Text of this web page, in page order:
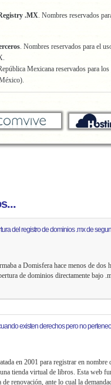
.MX. Nombres reservados
. Nombres reservados para el
Mexicana reservados para
del registro de dominios .mx de
a Domisfera hace menos de dos
de dominios directamente bajo
existen derechos pero no
en 2001 para registrar en nombre
tienda virtual de libros. Esta web
renovación, ante lo cual la